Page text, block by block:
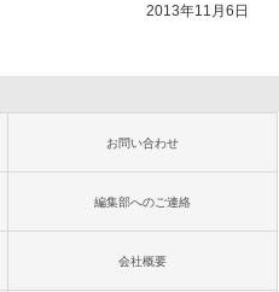
2013年11月6日
お問い合わせ
編集部へのご連絡
会社概要